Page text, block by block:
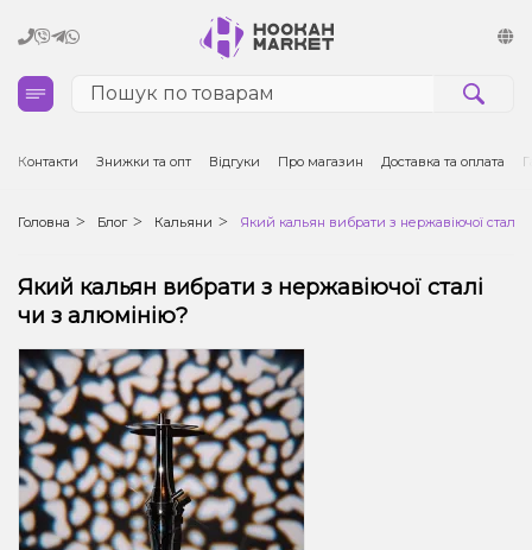
Кальяни
Тютюн для кальяну та кальянні суміші
Чаші для кальяну
Аксесуари для кальяну
Електронні сигарети (POD)
Комплектуючі для POD
Контакти Знижки та опт Відгуки Про магазин Доставка та оплата
Головна Блог Кальяни Який кальян вибрати з нержавіючої сталі
Який кальян вибрати з нержавіючої сталі
чи з алюмінію?